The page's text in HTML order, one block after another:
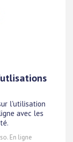
l'utilisation
avec les
En ligne